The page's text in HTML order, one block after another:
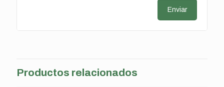
Productos relacionados